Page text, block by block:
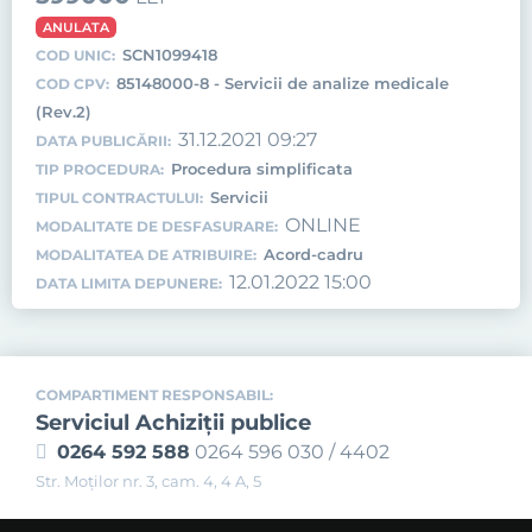
ANULATA
COD UNIC: SCN1099418
COD CPV: 85148000-8 - Servicii de analize medicale
(Rev.2)
DATA PUBLICĂRII: 31.12.2021 09:27
TIP PROCEDURA: Procedura simplificata
TIPUL CONTRACTULUI: Servicii
MODALITATE DE DESFASURARE: ONLINE
MODALITATEA DE ATRIBUIRE: Acord-cadru
DATA LIMITA DEPUNERE: 12.01.2022 15:00
COMPARTIMENT RESPONSABIL:
Serviciul Achiziţii publice
0264 592 588 0264 596 030 / 4402
Str. Moţilor nr. 3, cam. 4, 4 A, 5